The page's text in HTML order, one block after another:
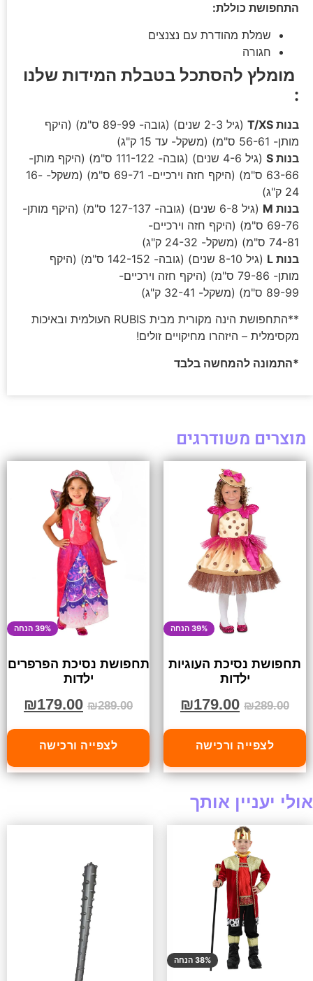
התחפושת כוללת:
שמלת מהודרת עם נצנצים
חגורה
מומלץ להסתכל בטבלת המידות שלנו
:
בנות T/XS
(גיל 2-3 שנים) (גובה- 89-99 ס"מ) (היקף
מותן- 56-61 ס"מ) (משקל- עד 15 ק"ג)
בנות S
(גיל 4-6 שנים) (גובה- 111-122 ס"מ) (היקף מותן-
63-66 ס"מ) (היקף חזה וירכיים- 69-71 ס"מ) (משקל- 16-
24 ק"ג)
בנות M
(גיל 6-8 שנים) (גובה- 127-137 ס"מ) (היקף מותן-
69-76 ס"מ) (היקף חזה וירכיים-
74-81 ס"מ) (משקל- 24-32 ק"ג)
בנות L
(גיל 8-10 שנים) (גובה- 142-152 ס"מ) (היקף
מותן- 79-86 ס"מ) (היקף חזה וירכיים-
89-99 ס"מ) (משקל- 32-41 ק"ג)
**התחפושת הינה מקורית מבית RUBIS העולמית ובאיכות
מקסימלית – היזהרו מחיקויים זולים!
*התמונה להמחשה בלבד
מוצרים משודרגים
39% הנחה
תחפושת נסיכת העוגיות
ילדות
₪289.00
₪179.00
לצפייה ורכישה
39% הנחה
תחפושת נסיכת הפרפרים
ילדות
₪289.00
₪179.00
לצפייה ורכישה
אולי יעניין אותך
38% הנחה